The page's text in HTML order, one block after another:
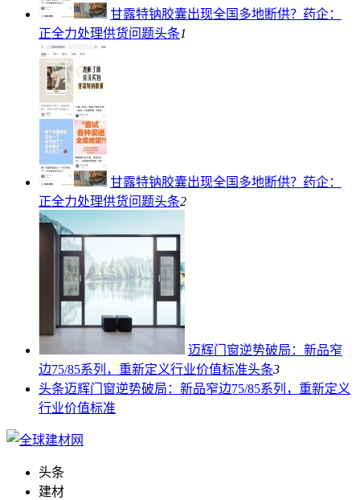
甘露特钠胶囊出现全国多地断供？药企：
正全力处理供货问题头条1
甘露特钠胶囊出现全国多地断供？药企：
正全力处理供货问题头条2
迈辉门窗逆势破局：新品窄
边75/85系列，重新定义行业价值标准头条3
头条迈辉门窗逆势破局：新品窄边75/85系列，重新定义
行业价值标准
头条
建材